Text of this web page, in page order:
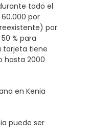
todo el
por
por
% para
tarjeta tiene
hasta 2000
en Kenia
puede ser